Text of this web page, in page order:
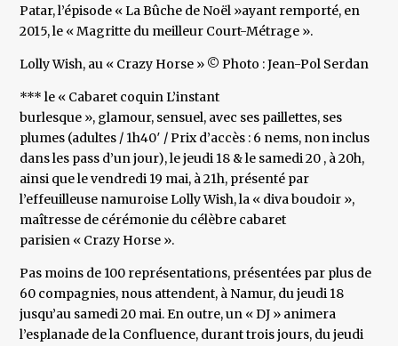
Patar, l’épisode « La Bûche de Noël »ayant remporté, en
2015, le « Magritte du meilleur Court-Métrage ».
Lolly Wish, au « Crazy Horse » © Photo : Jean-Pol Serdan
*** le « Cabaret coquin L’instant
burlesque », glamour, sensuel, avec ses paillettes, ses
plumes (adultes / 1h40′ / Prix d’accès : 6 nems, non inclus
dans les pass d’un jour), le jeudi 18 & le samedi 20 , à 20h,
ainsi que le vendredi 19 mai, à 21h, présenté par
l’effeuilleuse namuroise Lolly Wish, la « diva boudoir »,
maîtresse de cérémonie du célèbre cabaret
parisien « Crazy Horse ».
Pas moins de 100 représentations, présentées par plus de
60 compagnies, nous attendent, à Namur, du jeudi 18
jusqu’au samedi 20 mai. En outre, un « DJ » animera
l’esplanade de la Confluence, durant trois jours, du jeudi